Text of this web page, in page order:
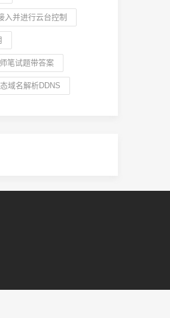
入并进行云台控制
笔试题带答案
域名解析DDNS